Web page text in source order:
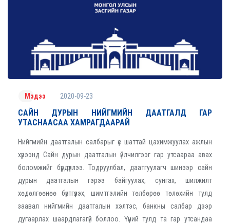
Мэдээ 2020-09-23
САЙН ДУРЫН НИЙГМИЙН ДААТГАЛД ГАР
УТАСНААСАА ХАМРАГДААРАЙ
Нийгмийн даатгалын салбарыг үе шаттай цахимжуулах ажлын
хүрээнд Сайн дурын даатгалын үйлчилгээг гар утсаараа авах
боломжийг бүрдүүллээ. Тодруулбал, даатгуулагч шинээр сайн
дурын даатгалын гэрээ байгуулах, сунгах, шилжилт
хөдөлгөөнөө бүртгүүлэх, шимтгэлийн төлбөрөө төлөхийн тулд
заавал нийгмийн даатгалын хэлтэс, банкны салбар дээр
дугаарлах шаардлагагүй боллоо. Үүний тулд та гар утсандаа